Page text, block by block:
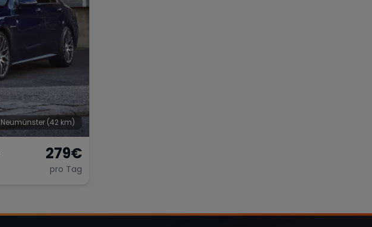
Neumünster (42 km)
279€
pro Tag